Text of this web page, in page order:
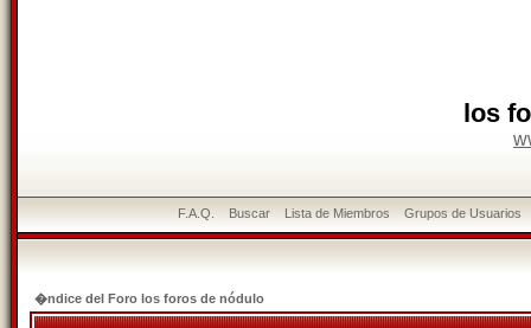
los
F.A.Q. Buscar Lista de Miembros Grupos de Usuarios
�ndice del Foro los foros de nódulo